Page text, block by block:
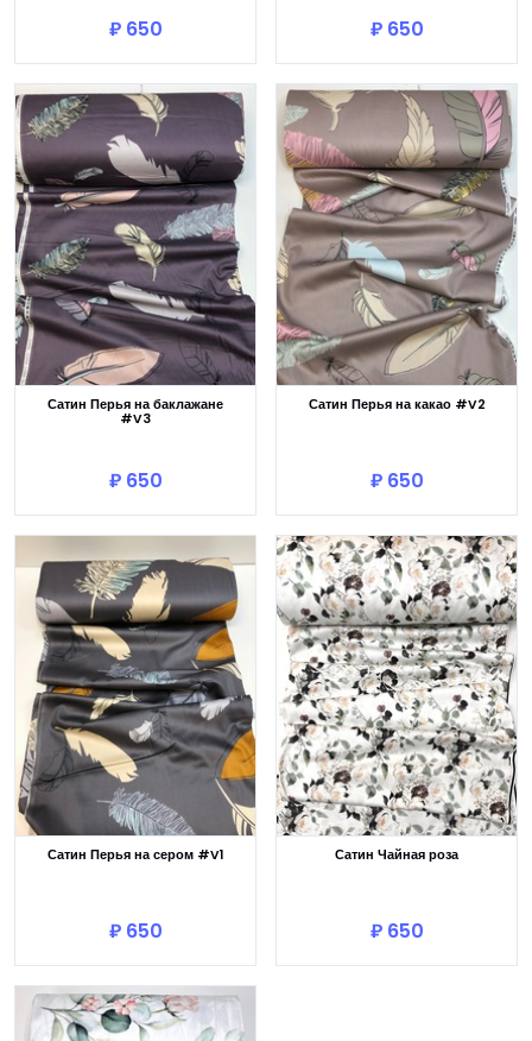
₽ 650 ₽ 650
Сатин Перья на баклажане
#V3
₽ 650
Сатин Перья на какао #V2
₽ 650
Сатин Перья на сером #V1
₽ 650
Сатин Чайная роза
₽ 650